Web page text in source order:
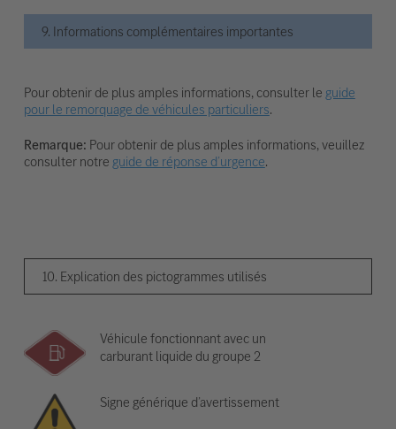
9. Informations complémentaires importantes
Pour obtenir de plus amples informations, consulter leguide
pour le remorquage de véhicules particuliers.
Remarque: Pour obtenir de plus amples informations, veuillez
consulter notreguide de réponse d’urgence.
10. Explication des pictogrammes utilisés
Véhicule fonctionnant avec un
carburant liquide du groupe 2
Signe générique d’avertissement